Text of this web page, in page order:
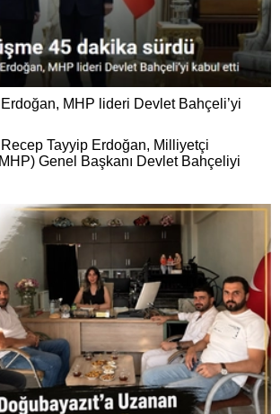
MHP lideri Devlet Bahçeli’yi
Tayyip Erdoğan, Milliyetçi
Genel Başkanı Devlet Bahçeliyi